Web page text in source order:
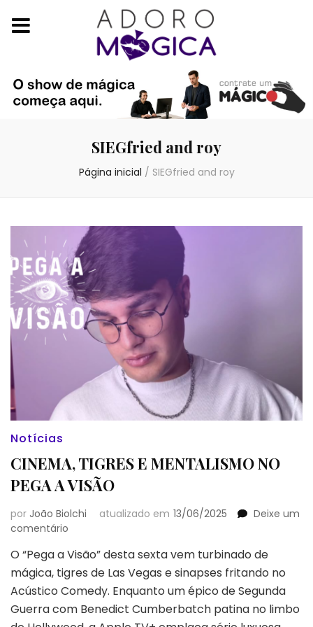
SIEGfried and roy
Página inicial / SIEGfried and roy
Notícias
CINEMA, TIGRES E MENTALISMO NO
PEGA A VISÃO
por João Biolchi atualizado em 13/06/2025
Deixe um
comentário
TIGRES
E
MENTALISMO
PEGA
O “Pega a Visão” desta sexta vem turbinado de
mágica, tigres de Las Vegas e sinapses fritando no
Acústico Comedy. Enquanto um épico de Segunda
Guerra com Benedict Cumberbatch patina no limbo